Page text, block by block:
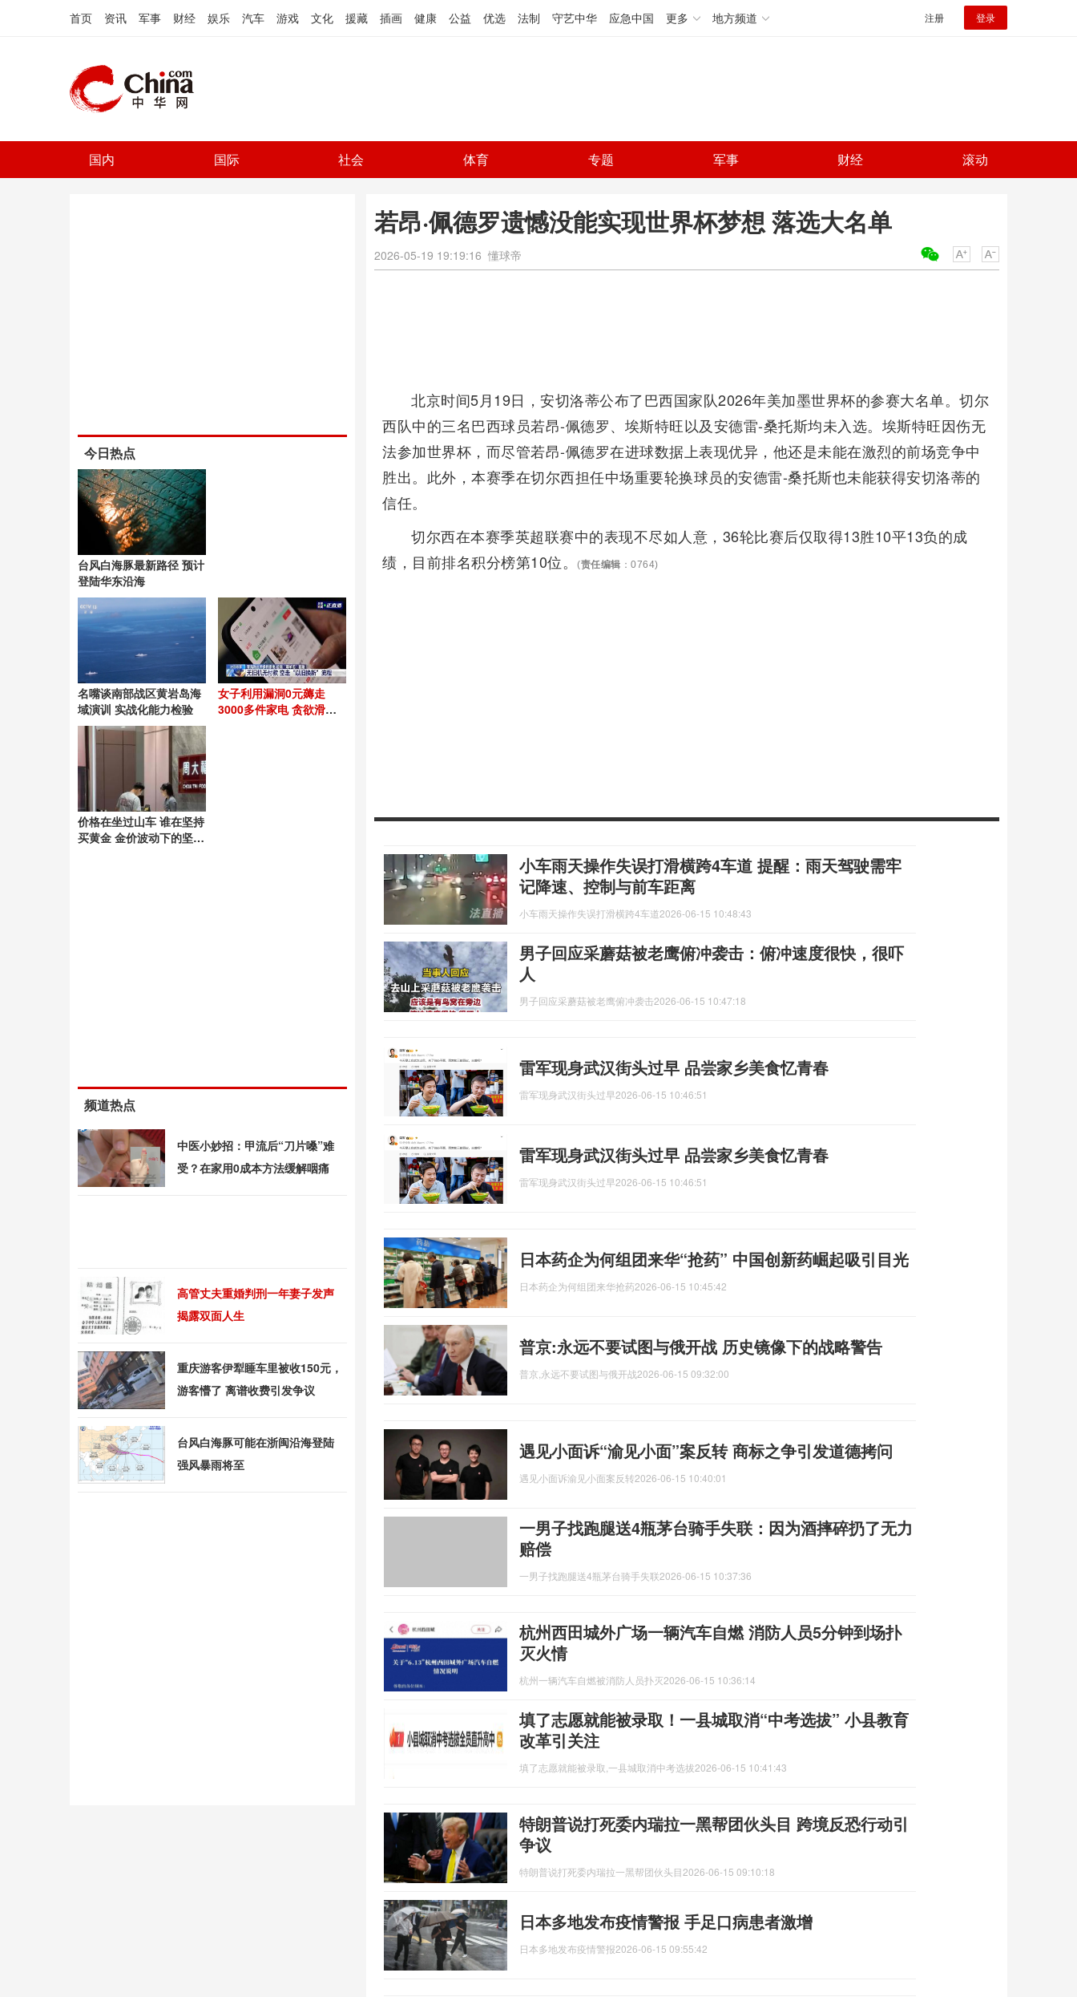
首页 资讯 军事 财经 娱乐 汽车 游戏 文化 援藏 插画 健康 公益 优选 法制 守艺中华 应急中国 更多 地方频道 注册 登录
国内 国际 社会 体育 专题 军事 财经 滚动
若昂·佩德罗遗憾没能实现世界杯梦想 落选大名单
2026-05-19 19:19:16 懂球帝
北京时间5月19日，安切洛蒂公布了巴西国家队2026年美加墨世界杯的参赛大名单。切尔
西队中的三名巴西球员若昂-佩德罗、埃斯特旺以及安德雷-桑托斯均未入选。埃斯特旺因伤无
法参加世界杯，而尽管若昂-佩德罗在进球数据上表现优异，他还是未能在激烈的前场竞争中
胜出。此外，本赛季在切尔西担任中场重要轮换球员的安德雷-桑托斯也未能获得安切洛蒂的
信任。
切尔西在本赛季英超联赛中的表现不尽如人意，36轮比赛后仅取得13胜10平13负的成
绩，目前排名积分榜第10位。
(责任编辑 ：0764)
小车雨天操作失误打滑横跨4车道 提醒：雨天驾驶需牢
记降速、控制与前车距离
小车雨天操作失误打滑横跨4车道2026-06-15 10:48:43
男子回应采蘑菇被老鹰俯冲袭击：俯冲速度很快，很吓
人
男子回应采蘑菇被老鹰俯冲袭击2026-06-15 10:47:18
雷军现身武汉街头过早 品尝家乡美食忆青春
雷军现身武汉街头过早2026-06-15 10:46:51
雷军现身武汉街头过早 品尝家乡美食忆青春
雷军现身武汉街头过早2026-06-15 10:46:51
日本药企为何组团来华“抢药” 中国创新药崛起吸引目光
日本药企为何组团来华抢药2026-06-15 10:45:42
普京:永远不要试图与俄开战 历史镜像下的战略警告
普京,永远不要试图与俄开战2026-06-15 09:32:00
遇见小面诉“渝见小面”案反转 商标之争引发道德拷问
遇见小面诉渝见小面案反转2026-06-15 10:40:01
一男子找跑腿送4瓶茅台骑手失联：因为酒摔碎扔了无力
赔偿
一男子找跑腿送4瓶茅台骑手失联2026-06-15 10:37:36
杭州西田城外广场一辆汽车自燃 消防人员5分钟到场扑
灭火情
杭州一辆汽车自燃被消防人员扑灭2026-06-15 10:36:14
填了志愿就能被录取！一县城取消“中考选拔” 小县教育
改革引关注
填了志愿就能被录取,一县城取消中考选拔2026-06-15 10:41:43
特朗普说打死委内瑞拉一黑帮团伙头目 跨境反恐行动引
争议
特朗普说打死委内瑞拉一黑帮团伙头目2026-06-15 09:10:18
日本多地发布疫情警报 手足口病患者激增
日本多地发布疫情警报2026-06-15 09:55:42
今日热点
台风白海豚最新路径 预计
登陆华东沿海
名嘴谈南部战区黄岩岛海
域演训 实战化能力检验
女子利用漏洞0元薅走
3000多件家电 贪欲滑向
价格在坐过山车 谁在坚持
买黄金 金价波动下的坚守
频道热点
中医小妙招：甲流后“刀片嗓”难
受？在家用0成本方法缓解咽痛
高管丈夫重婚判刑一年妻子发声
揭露双面人生
重庆游客伊犁睡车里被收150元，
游客懵了 离谱收费引发争议
台风白海豚可能在浙闽沿海登陆
强风暴雨将至